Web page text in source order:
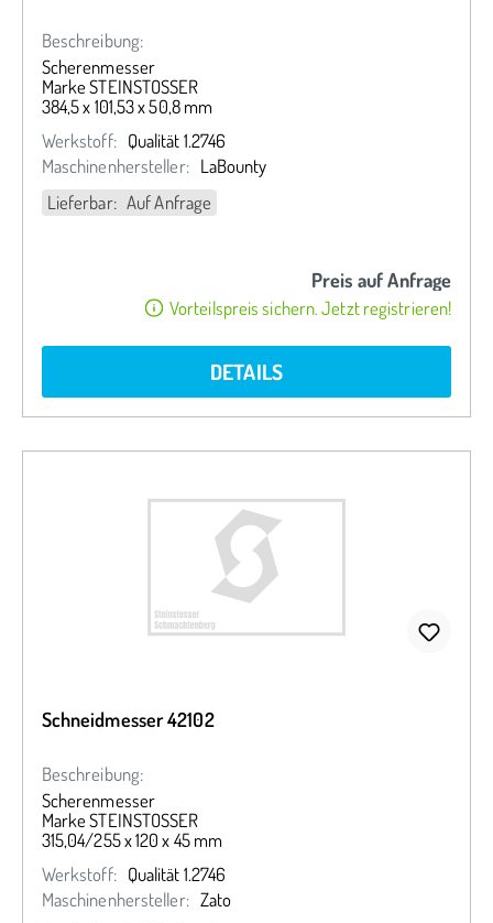
Beschreibung:
Scherenmesser
Marke STEINSTOSSER
384,5 x 101,53 x 50,8 mm
Werkstoff: Qualität 1.2746
Maschinenhersteller: LaBounty
Lieferbar: Auf Anfrage
Preis auf Anfrage
Vorteilspreis sichern. Jetzt registrieren!
DETAILS
Schneidmesser 42102
Beschreibung:
Scherenmesser
Marke STEINSTOSSER
315,04/255 x 120 x 45 mm
Werkstoff: Qualität 1.2746
Maschinenhersteller: Zato